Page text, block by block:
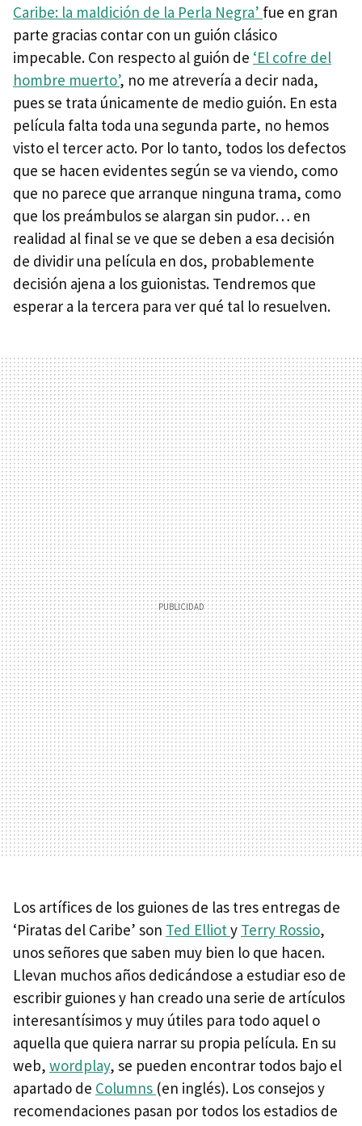
Caribe: la maldición de la Perla Negra’ fue en gran
parte gracias contar con un guión clásico
impecable. Con respecto al guión de ‘El cofre del
hombre muerto’, no me atrevería a decir nada,
pues se trata únicamente de medio guión. En esta
película falta toda una segunda parte, no hemos
visto el tercer acto. Por lo tanto, todos los defectos
que se hacen evidentes según se va viendo, como
que no parece que arranque ninguna trama, como
que los preámbulos se alargan sin pudor… en
realidad al final se ve que se deben a esa decisión
de dividir una película en dos, probablemente
decisión ajena a los guionistas. Tendremos que
esperar a la tercera para ver qué tal lo resuelven.
Los artífices de los guiones de las tres entregas de
‘Piratas del Caribe’ son Ted Elliot y Terry Rossio,
unos señores que saben muy bien lo que hacen.
Llevan muchos años dedicándose a estudiar eso de
escribir guiones y han creado una serie de artículos
interesantísimos y muy útiles para todo aquel o
aquella que quiera narrar su propia película. En su
web, wordplay, se pueden encontrar todos bajo el
apartado de Columns (en inglés). Los consejos y
recomendaciones pasan por todos los estadios de